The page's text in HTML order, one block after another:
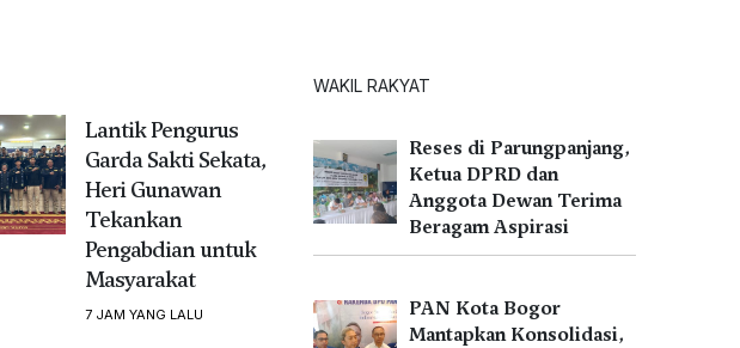
Lantik Pengurus
Garda Sakti Sekata,
Heri Gunawan
Tekankan
Pengabdian untuk
Masyarakat
7 JAM YANG LALU
WAKIL RAKYAT
Reses di Parungpanjang,
Ketua DPRD dan
Anggota Dewan Terima
Beragam Aspirasi
PAN Kota Bogor
Mantapkan Konsolidasi,